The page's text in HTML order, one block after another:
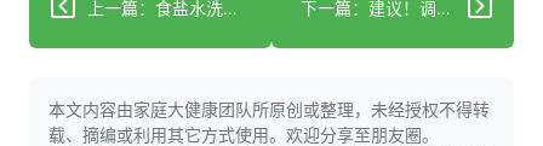
上一篇：食盐水洗头真能解决头皮屑和头油问题吗？ 下一篇：建议！调整进食顺序和餐后运动，轻松科学控糖！
本文内容由家庭大健康团队所原创或整理，未经授权不得转
载、摘编或利用其它方式使用。欢迎分享至朋友圈。